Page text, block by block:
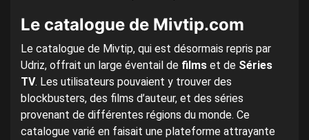
Le catalogue de Mivtip.com
Le catalogue de Mivtip, qui est désormais repris par
Udriz, offrait un large éventail de films et de Séries
TV. Les utilisateurs pouvaient y trouver des
blockbusters, des films d’auteur, et des séries
provenant de différentes régions du monde. Ce
catalogue varié en faisait une plateforme attrayante